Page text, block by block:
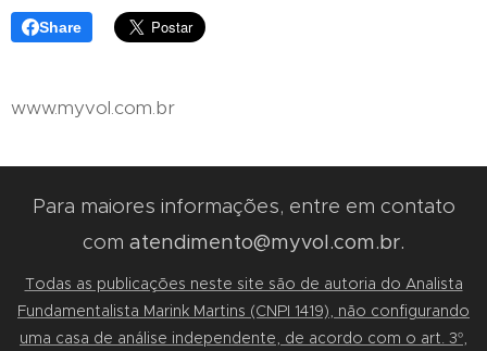
Share
www.myvol.com.br
Para maiores informações, entre em contato
com atendimento@myvol.com.br.
Todas as publicações neste site são de autoria do Analista
Fundamentalista Marink Martins (CNPI 1419), não configurando
uma casa de análise independente, de acordo com o art. 3º,